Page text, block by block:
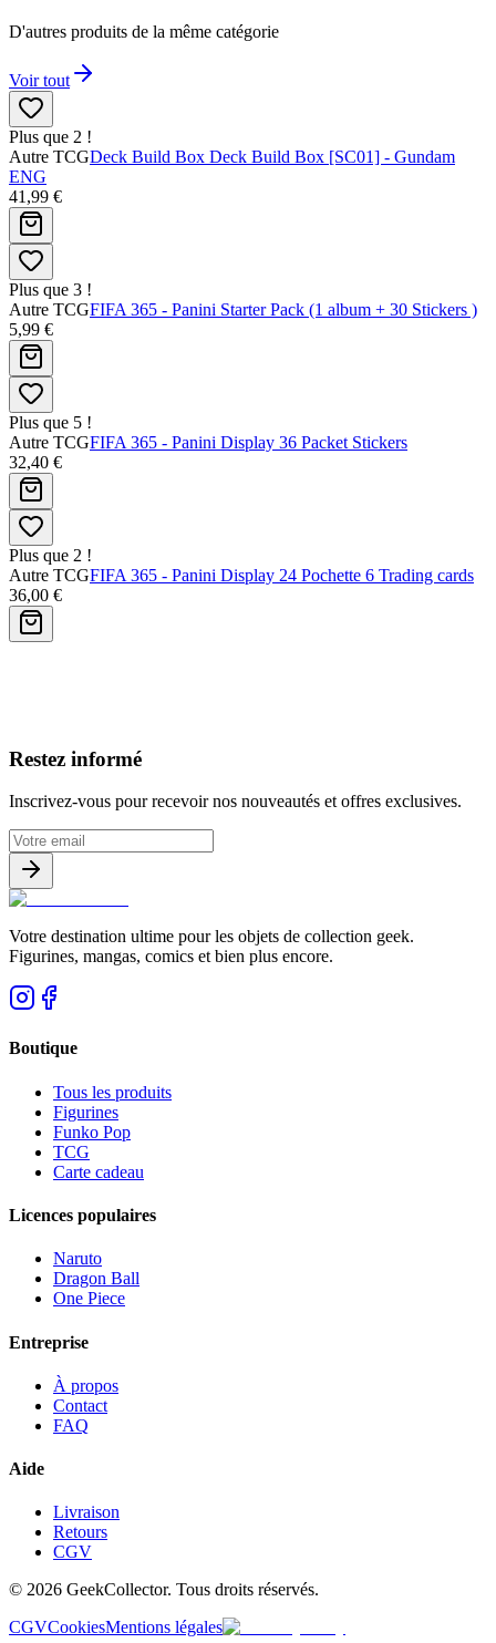
D'autres produits de la même catégorie
Voir tout
Plus que 2 !
Autre TCGDeck Build Box Deck Build Box [SC01] - Gundam
ENG
41,99 €
Plus que 3 !
Autre TCGFIFA 365 - Panini Starter Pack (1 album + 30 Stickers )
5,99 €
Plus que 5 !
Autre TCGFIFA 365 - Panini Display 36 Packet Stickers
32,40 €
Plus que 2 !
Autre TCGFIFA 365 - Panini Display 24 Pochette 6 Trading cards
36,00 €
Restez informé
Inscrivez-vous pour recevoir nos nouveautés et offres exclusives.
Votre destination ultime pour les objets de collection geek.
Figurines, mangas, comics et bien plus encore.
Boutique
Tous les produits
Figurines
Funko Pop
TCG
Carte cadeau
Licences populaires
Naruto
Dragon Ball
One Piece
Entreprise
À propos
Contact
FAQ
Aide
Livraison
Retours
CGV
© 2026 GeekCollector. Tous droits réservés.
CGVCookiesMentions légales